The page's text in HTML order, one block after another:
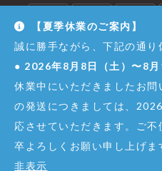
© Copyright - Dirigent GINZA
【夏季休業のご案内】
誠に勝手ながら、下記の通り
● 2026年8月8日（土）〜8月
休業中にいただきましたお
の発送につきましては、
応させていただきます。ご
卒よろしくお願い申し上げま
非表示